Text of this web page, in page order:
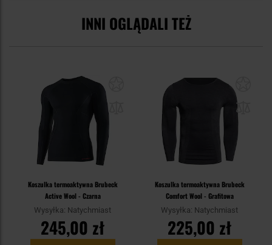
INNI OGLĄDALI TEŻ
Koszulka termoaktywna Brubeck
Active Wool - Czarna
Wysyłka: Natychmiast
245,00 zł
Koszulka termoaktywna Brubeck
Comfort Wool - Grafitowa
Wysyłka: Natychmiast
225,00 zł